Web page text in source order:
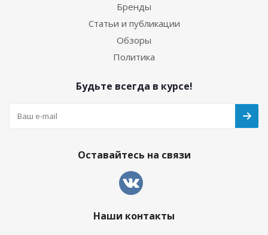
Бренды
Статьи и публикации
Обзоры
Политика
Будьте всегда в курсе!
Оставайтесь на связи
Наши контакты